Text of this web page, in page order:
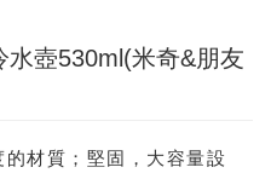
水壺530ml(米奇&朋友
材質；堅固，大容量設